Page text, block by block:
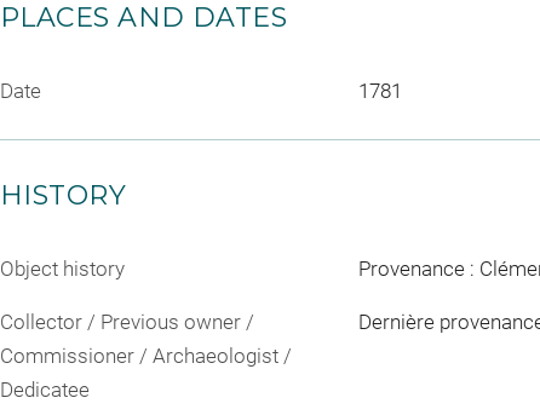
PLACES AND DATES
Date 1781
HISTORY
Object history Provenance :
Collector / Previous owner /
Commissioner / Archaeologist /
Dedicatee
Dernière